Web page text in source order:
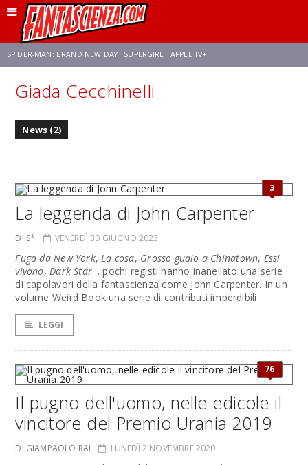
SPIDER-MAN: BRAND NEW DAY SUPERGIRL APPLE TV+
FRANCO RICCIARDIELLO ZENDAYA STAR TREK
Giada Cecchinelli
News (2)
3
La leggenda di John Carpenter
DI S* VENERDÌ 30 GIUGNO 2023
Fuga da New York,La cosa, Grosso guaio a Chinatown, Essi
vivono,Dark Star… pochi registi hanno inanellato una serie
di capolavori della fantascienza come John Carpenter. In un
volume Weird Book una serie di contributi imperdibili
LEGGI
76
Il pugno dell'uomo, nelle edicole il
vincitore del Premio Urania 2019
DI GIAMPAOLO RAI LUNEDÌ 2 NOVEMBRE 2020